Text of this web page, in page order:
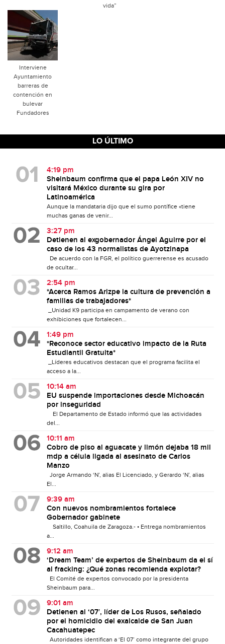
vida”
Interviene
Ayuntamiento
barreras de
contención en
bulevar
Fundadores
LO ÚLTIMO
4:19 pm
Sheinbaum confirma que el papa León XIV no
visitará México durante su gira por
Latinoamérica
Aunque la mandataria dijo que el sumo pontífice «tiene
muchas ganas de venir...
3:27 pm
Detienen al exgobernador Ángel Aguirre por el
caso de los 43 normalistas de Ayotzinapa
De acuerdo con la FGR, el político guerrerense es acusado
de ocultar...
2:54 pm
*Acerca Ramos Arizpe la cultura de prevención a
familias de trabajadores*
_Unidad K9 participa en campamento de verano con
exhibiciones que fortalecen...
1:49 pm
*Reconoce sector educativo impacto de la Ruta
Estudiantil Gratuita*
_Líderes educativos destacan que el programa facilita el
acceso a la...
10:14 am
EU suspende importaciones desde Michoacán
por inseguridad
El Departamento de Estado informó que las actividades
del...
10:11 am
Cobro de piso al aguacate y limón dejaba 18 mil
mdp a célula ligada al asesinato de Carlos
Manzo
Jorge Armando ‘N’, alias El Licenciado, y Gerardo ‘N’, alias
El...
9:39 am
Con nuevos nombramientos fortalece
Gobernador gabinete
Saltillo, Coahuila de Zaragoza.- • Entrega nombramientos
a...
9:12 am
‘Dream Team’ de expertos de Sheinbaum da el sí
al fracking: ¿Qué zonas recomienda explotar?
El Comité de expertos convocado por la presidenta
Sheinbaum para...
9:01 am
Detienen al ‘07′, líder de Los Rusos, señalado
por el homicidio del exalcalde de San Juan
Cacahuatepec
Autoridades identifican a ‘El 07’ como integrante del grupo